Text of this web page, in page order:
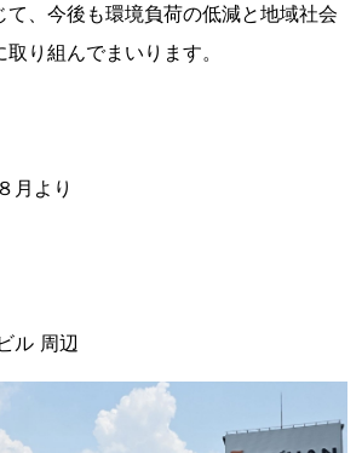
て、今後も環境負荷の低減と地域社会
り組んでまいります。
より
周辺